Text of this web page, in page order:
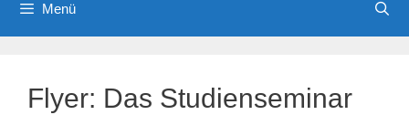
Menü
Flyer: Das Studienseminar